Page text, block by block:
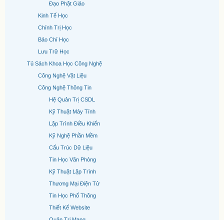
Đạo Phật Giáo
Kinh Tế Học
Chính Trị Học
Báo Chí Học
Lưu Trữ Học
Tủ Sách Khoa Học Công Nghệ
Công Nghệ Vật Liệu
Công Nghệ Thông Tin
Hệ Quản Trị CSDL
Kỹ Thuật Máy Tính
Lập Trình Điều Khiển
Kỹ Nghệ Phần Mềm
Cấu Trúc Dữ Liệu
Tin Học Văn Phòng
Kỹ Thuật Lập Trình
Thương Mại Điện Tử
Tin Học Phổ Thông
Thiết Kế Website